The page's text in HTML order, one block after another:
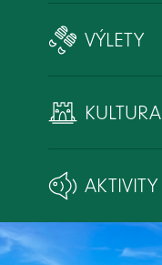
VÝLETY
KULTURA
AKTIVITY